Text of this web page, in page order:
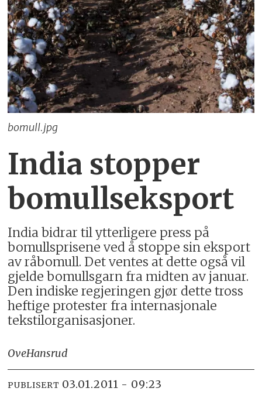
bomull.jpg
India stopper
bomullseksport
India bidrar til ytterligere press på
bomullsprisene ved å stoppe sin eksport
av råbomull. Det ventes at dette også vil
gjelde bomullsgarn fra midten av januar.
Den indiske regjeringen gjør dette tross
heftige protester fra internasjonale
tekstilorganisasjoner.
OveHansrud
PUBLISERT 03.01.2011 - 09:23